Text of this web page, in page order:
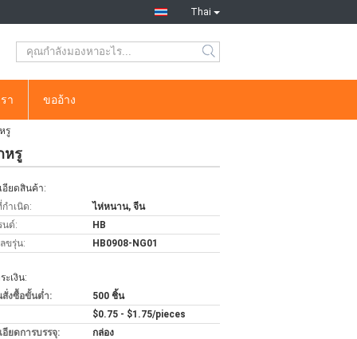
Thai
า ขออ้าง
รู
หรู
อียดสินค้า:
ำเนิด:
ไห่หนาน, จีน
นด์:
HB
ขรุ่น:
HB0908-NG01
ะเงิน:
งซื้อขั้นต่ำ:
500 ชิ้น
$0.75 - $1.75/pieces
อียดการบรรจุ:
กล่อง